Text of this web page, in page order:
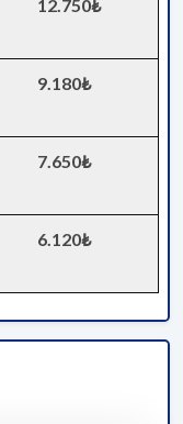
12.750₺
9.180₺
7.650₺
6.120₺